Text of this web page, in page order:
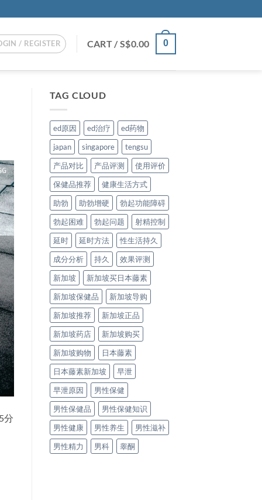
/ REGISTER CART /S$0.00 0
分
TAG CLOUD
ed原因 ed治疗
ed药物
japan
singapore
tengsu
产品对比
产品评测
使用评价
保健品推荐
健康生活方式
助勃
助勃增硬
勃起功能障碍
勃起困难
勃起问题
射精控制
延时
延时方法
性生活持久
成分分析
持久
效果评测
新加坡
新加坡买日本藤素
新加坡保健品
新加坡导购
新加坡推荐
新加坡正品
新加坡药店
新加坡购买
新加坡购物
日本藤素
日本藤素新加坡
早泄
早泄原因
男性保健
男性保健品
男性保健知识
男性健康
男性养生
男性滋补
男性精力
男科 睾酮